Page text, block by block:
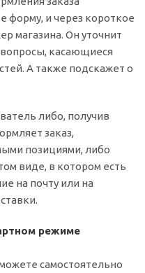
форму, и через короткое
магазина. Он уточнит
вопросы, касающиеся
А также подскажет о
либо, получив
заказ,
позициями, либо
виде, в котором есть
на почту или на
режиме
самостоятельно